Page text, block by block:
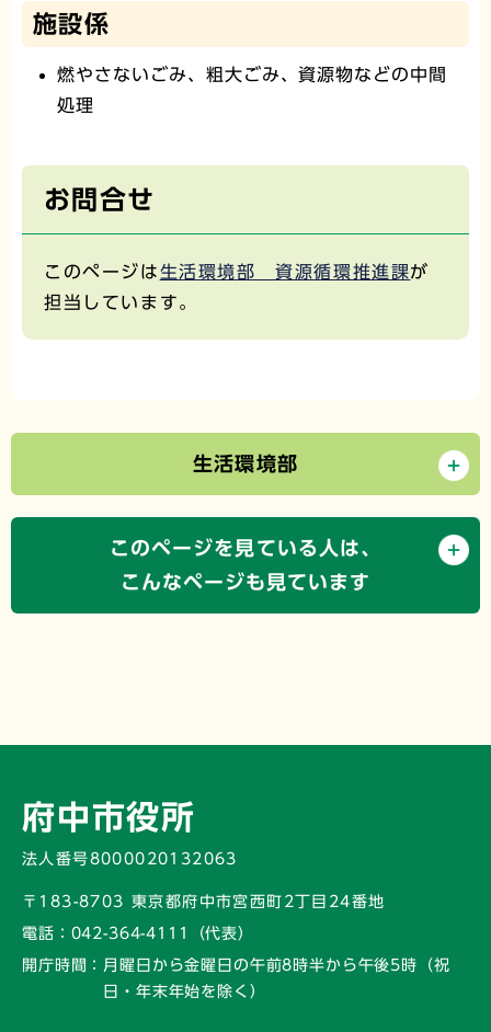
施設係
燃やさないごみ、粗大ごみ、資源物などの中間
処理
お問合せ
このページは生活環境部 資源循環推進課が
担当しています。
生活環境部
このページを見ている人は、
こんなページも見ています
府中市役所
法人番号8000020132063
〒183-8703 東京都府中市宮西町2丁目24番地
電話： 042-364-4111（代表）
開庁時間： 月曜日から金曜日の午前8時半から午後5時 （祝
日・年末年始を除く）